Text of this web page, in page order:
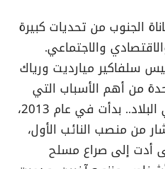
الجنوب من تحديات كبيرة
والاجتماعي.
سلفاكير ميارديت ورياك
من أهم الأسباب التي
أدت إلى تفاقم الأوضاع في البلاد.. بدأت في عام 2013،
من منصب النائب الأول،
أدت إلى صراع مسلح